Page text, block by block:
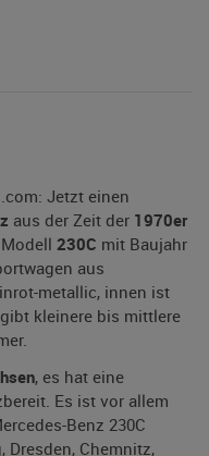
Jetzt einen
aus der Zeit der 1970er
230C mit Baujahr
aus
metallic, innen ist
kleinere bis mittlere
, es hat eine
Es ist vor allem
Benz 230C
Dresden, Chemnitz,